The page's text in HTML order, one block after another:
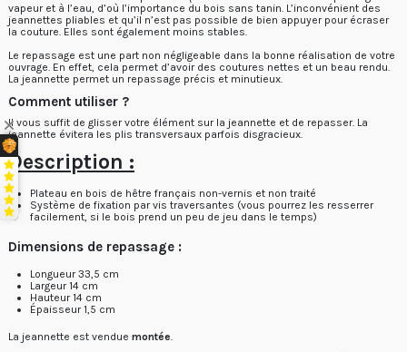
vapeur et à l’eau, d’où l’importance du bois sans tanin. L’inconvénient des
jeannettes pliables et qu’il n’est pas possible de bien appuyer pour écraser
la couture. Elles sont également moins stables.
Le repassage est une part non négligeable dans la bonne réalisation de votre
ouvrage. En effet, cela permet d’avoir des coutures nettes et un beau rendu.
La jeannette permet un repassage précis et minutieux.
Comment utiliser ?
Il vous suffit de glisser votre élément sur la jeannette et de repasser. La
jeannette évitera les plis transversaux parfois disgracieux.
Description :
Plateau en bois de hêtre français non-vernis et non traité
Système de fixation par vis traversantes (vous pourrez les resserrer
facilement, si le bois prend un peu de jeu dans le temps)
Dimensions de repassage :
Longueur 33,5 cm
Largeur 14 cm
Hauteur 14 cm
Épaisseur 1,5 cm
La jeannette est vendue montée.